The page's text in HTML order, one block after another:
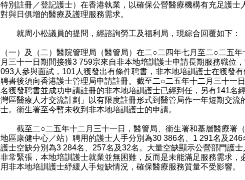
特別註冊／登記護士）在香港執業，以確保公營醫療機構有充足護士
對與日俱增的醫療及護理服務需求。
就周小松議員的提問，經諮詢勞工及福利局，現綜合回覆如下：
（一）及（二）醫院管理局（醫管局）在二○二四年七月至二○二五年
月三十一日期間接獲3 759宗來自非本地培訓護士申請長期服務職位
093人參與面試，101人獲發出有條件聘書，非本地培訓護士在獲發
聘書後須向香港護士管理局申請註冊。截至二○二五年十二月三十一
名獲發聘書並成功申請註冊的非本地培訓護士已經到任，另有141名
灣區醫療人才交流計劃」以有限度註冊形式到醫管局作一年短期交流
士。衞生署至今暫未收到非本地培訓護士的申請。
截至二○二五年十二月三十一日，醫管局、衞生署和基層醫療署
地區康健中心／站）聘用的護士人手分別為30 386名、1 291名及246
護士空缺分別為3 284名、257名及32名。大量空缺顯示公營部門護士
非常緊張，本地培訓護士就業並無困難，反而是未能滿足服務需求，
用非本地培訓護士紓緩人手短缺情況，確保醫療服務質量不受影響。